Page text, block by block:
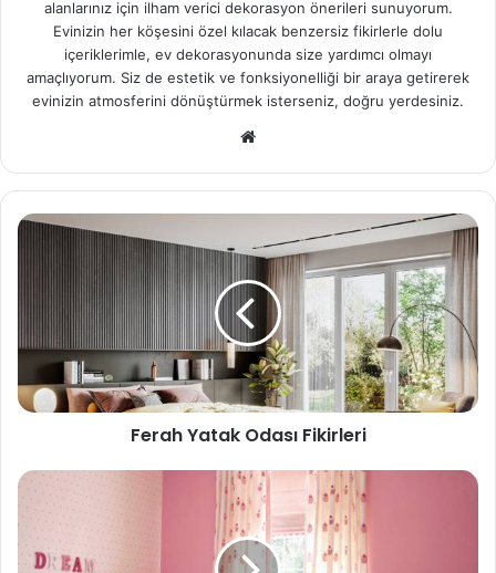
alanlarınız için ilham verici dekorasyon önerileri sunuyorum.
Evinizin her köşesini özel kılacak benzersiz fikirlerle dolu
içeriklerimle, ev dekorasyonunda size yardımcı olmayı
amaçlıyorum. Siz de estetik ve fonksiyonelliği bir araya getirerek
evinizin atmosferini dönüştürmek isterseniz, doğru yerdesiniz.
sit
esi
Ferah Yatak Odası Fikirleri